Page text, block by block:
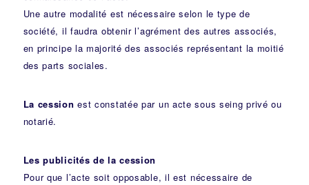
Une autre modalité est nécessaire selon le type de
société, il faudra obtenir l’agrément des autres associés,
en principe la majorité des associés représentant la moitié
des parts sociales.
La cession est constatée par un acte sous seing privé ou
notarié.
Les publicités de la cession
Pour que l’acte soit opposable, il est nécessaire de